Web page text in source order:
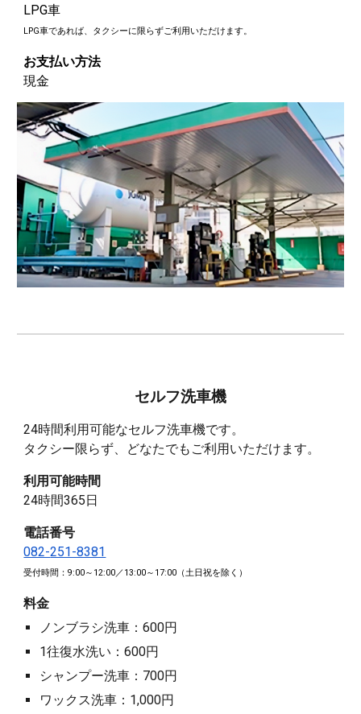
LPG車
LPG車であれば、タクシーに限らずご利用いただけます。
お支払い方法
現金
セルフ洗車機
24時間利用可能なセルフ洗車機です。
タクシー限らず、どなたでもご利用いただけます。
利用可能時間
24時間365日
電話番号
082-251-8381
受付時間：9:00～12:00／13:00～17:00（土日祝を除く）
料金
ノンブラシ洗車：600円
1往復水洗い ：600円
シャンプー洗車：700円
ワックス洗車：1,000円